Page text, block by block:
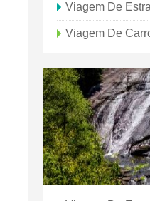
Viagem De
Viagem De